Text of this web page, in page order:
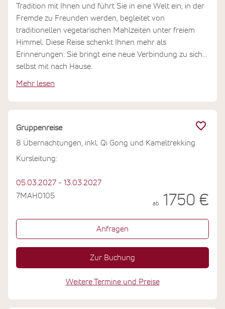
Tradition mit Ihnen und führt Sie in eine Welt ein, in der
Fremde zu Freunden werden, begleitet von
traditionellen vegetarischen Mahlzeiten unter freiem
Himmel. Diese Reise schenkt Ihnen mehr als
Erinnerungen: Sie bringt eine neue Verbindung zu sich
selbst mit nach Hause.
Mehr lesen
Gruppenreise
8 Übernachtungen, inkl. Qi Gong und Kameltrekking
Kursleitung:
05.03.2027 - 13.03.2027
7MAH0105
ab 1750 €
Anfragen
Zur Buchung
Weitere Termine und Preise